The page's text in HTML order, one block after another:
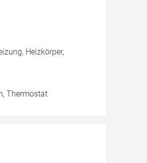
Heizkörper,
Thermostat